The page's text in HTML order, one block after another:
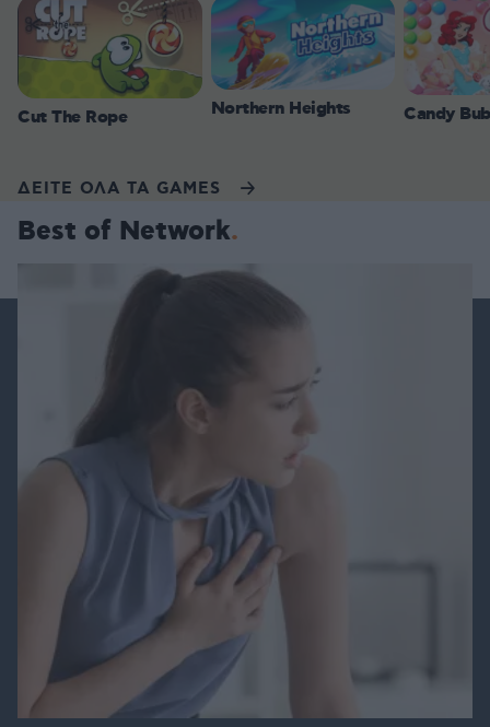
Cut The Rope Northern Heights Candy
ΔΕΙΤΕ ΟΛΑ ΤΑ GAMES
Best of Network